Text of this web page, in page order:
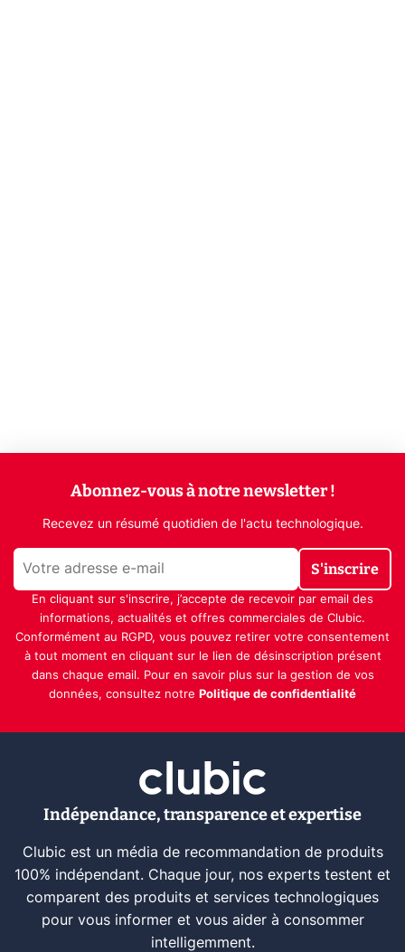
Abonnez-vous à notre newsletter !
Recevez un résumé quotidien de l'actu technologique.
S'inscrire
En cliquant sur s'inscrire, j’accepte de recevoir par email des
informations, actualités et offres commerciales de Clubic.
Conformément au RGPD, vous pouvez retirer votre consentement
à tout moment en cliquant sur le lien de désinscription présent
dans chaque email. Pour en savoir plus sur la gestion de vos
données, consultez notre Politique de confidentialité
Indépendance, transparence et expertise
Clubic est un média de recommandation de produits
100% indépendant. Chaque jour, nos experts testent et
comparent des produits et services technologiques
pour vous informer et vous aider à consommer
intelligemment.